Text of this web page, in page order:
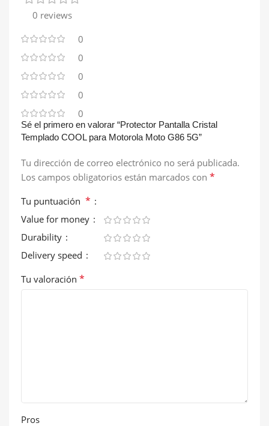
0 reviews
0
0
0
0
0
Sé el primero en valorar “Protector Pantalla Cristal
Templado COOL para Motorola Moto G86 5G”
Tu dirección de correo electrónico no será publicada.
Los campos obligatorios están marcados con *
Tu puntuación *
Value for money
Durability
Delivery speed
Tu valoración *
Pros